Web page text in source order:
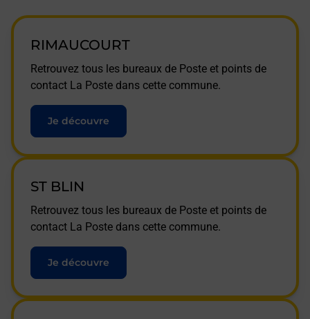
RIMAUCOURT
Retrouvez tous les bureaux de Poste et points de
contact La Poste dans cette commune.
Je découvre
ST BLIN
Retrouvez tous les bureaux de Poste et points de
contact La Poste dans cette commune.
Je découvre